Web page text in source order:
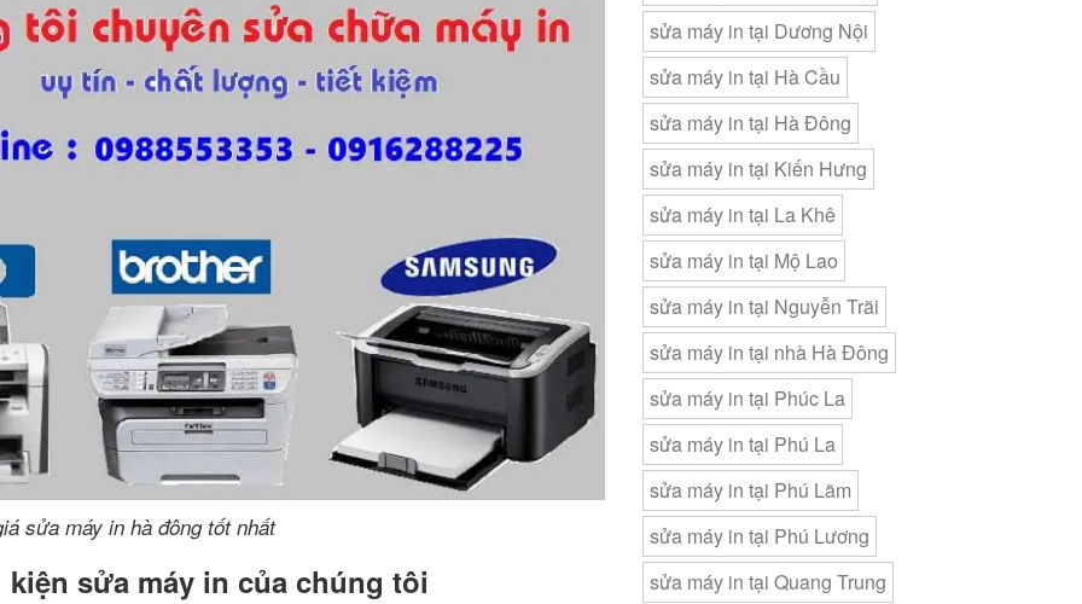
sửa máy in hà đông tốt nhất
sửa máy in của chúng tôi
sửa máy in tại Dương Nội
sửa máy in tại Hà Cầu
sửa máy in tại Hà Đông
sửa máy in tại Kiến Hưng
sửa máy in tại La Khê
sửa máy in tại Mộ Lao
sửa máy in tại Nguyễn Trãi
sửa máy in tại nhà Hà Đông
sửa máy in tại Phúc La
sửa máy in tại Phú La
sửa máy in tại Phú Lãm
sửa máy in tại Phú Lương
sửa máy in tại Quang Trung